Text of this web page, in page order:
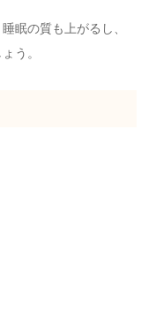
眠の質も上がるし、
う。